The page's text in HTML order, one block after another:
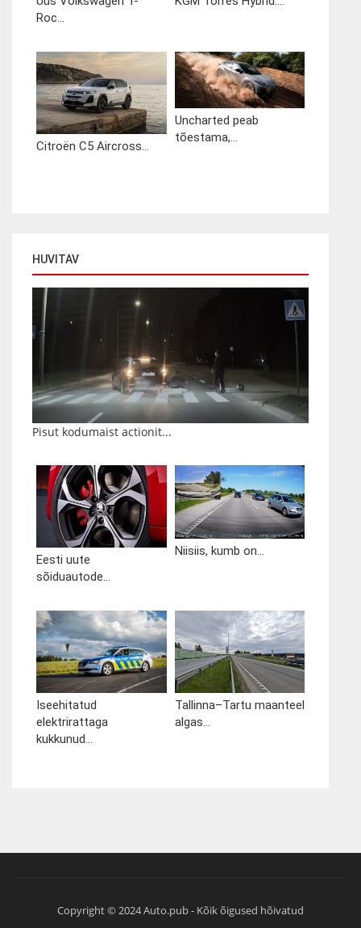
Roc...
Citroën C5 Aircross...
Uncharted peab
tõestama,...
HUVITAV
Pisut kodumaist actionit...
Eesti uute
sõiduautode...
Niisiis, kumb on...
Iseehitatud
elektrirattaga
kukkunud...
Tallinna–Tartu maanteel
algas...
Copyright © 2024 Auto.pub - Kõik õigused hõivatud